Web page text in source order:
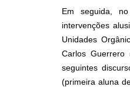
Em seguida,
intervenções
Unidades
Carlos Guerrero
seguintes
(primeira aluna